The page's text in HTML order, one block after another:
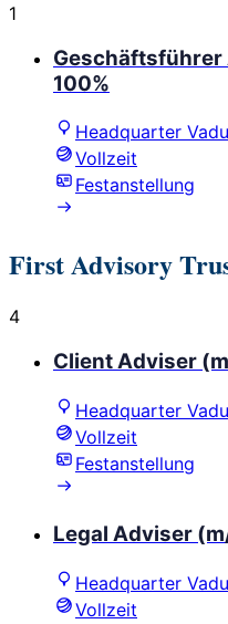
1
100%
Headquarter
Vollzeit
Festanstellung
First Advisory
4
Client Adviser
Headquarter
Vollzeit
Festanstellung
Legal Adviser
Headquarter
Vollzeit